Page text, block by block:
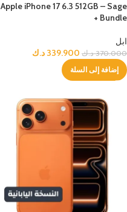
Apple iPhone 17 6.3 512GB – Sage
+ Bundle
ابل
370.000 د.ك 339.900 د.ك
إضافة إلى السلة